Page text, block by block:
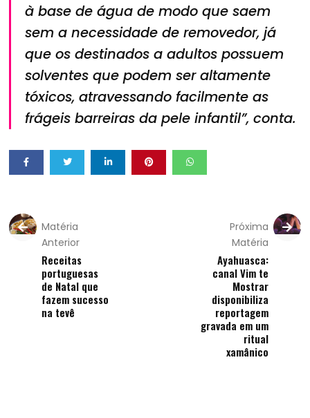
à base de água de modo que saem
sem a necessidade de removedor, já
que os destinados a adultos possuem
solventes que podem ser altamente
tóxicos, atravessando facilmente as
frágeis barreiras da pele infantil”, conta.
Matéria
Anterior
Receitas
portuguesas
de Natal que
fazem sucesso
na tevê
Próxima
Matéria
Ayahuasca:
canal Vim te
Mostrar
disponibiliza
reportagem
gravada em um
ritual
xamânico